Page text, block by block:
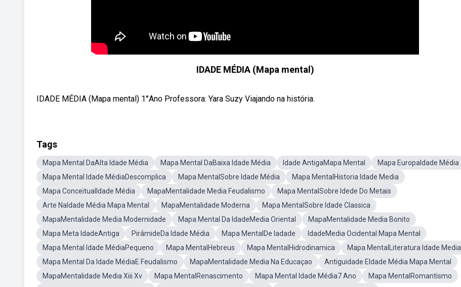
IDADE MÉDIA (Mapa mental)
IDADE MÉDIA (Mapa mental) 1°Ano Professora: Yara Suzy Viajando na história.
Tags
Mapa Mental DaAlta Idade Média Mapa Mental DaBaixa Idade Média Idade AntigaMapa Mental
Mapa EuropaIdade Média
Mapa Mental Idade MédiaDescomplica
Mapa MentalSobre Idade Média
Mapa MentalHistoria Idade Media
Mapa ConceitualIdade Média
MapaMentalidade Media Feudalismo
Mapa MentalSobre Idede Do Metais
Arte NaIdade Média Mapa Mental
MapaMentalidade Moderna
Mapa MentalSobre Idade Classica
MapaMentalidade Media Modernidade
Mapa Mental Da IdadeMedia Oriental
MapaMentalidade Media Bonito
Mapa Meta IdadeAntiga
PirâmideDa Idade Média Mapa MentalDe Iadade
IdadeMedia Ocidental Mapa Mental
Mapa Mental Idade MédiaPequeno
Mapa MentalHebreus Mapa MentalHidrodinamica
Mapa MentalLiteratura Idade Media
Mapa Mental Da Idade MédiaE Feudalismo
MapaMentalidade Media Na Educaçao
Antiguidade EIdade Média Mapa Mental
MapaMentalidade Media Xiii Xv
Mapa MentalRenascimento Mapa Mental Idade Média7 Ano
Mapa MentalRomantismo